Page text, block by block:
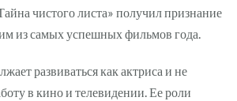
чистого листа» получил признание
из самых успешных фильмов года.
развиваться как актриса и не
в кино и телевидении. Ее роли